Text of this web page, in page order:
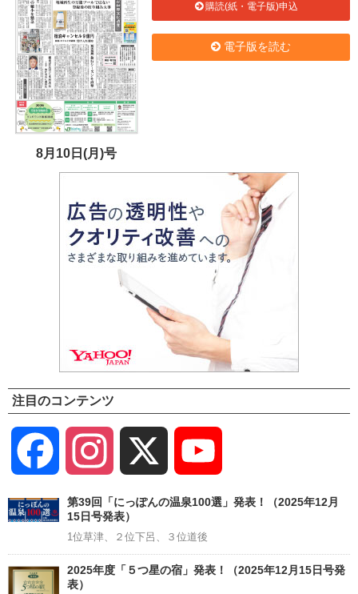
8月10日(月)号
購読(紙・電子版)申込
電子版を読む
注目のコンテンツ
Facebook Instagram
Channel
第39回「にっぽんの温泉100選」発表！（2025年12月
15日号発表）
1位草津、２位下呂、３位道後
2025年度「５つ星の宿」発表！（2025年12月15日号発
表）